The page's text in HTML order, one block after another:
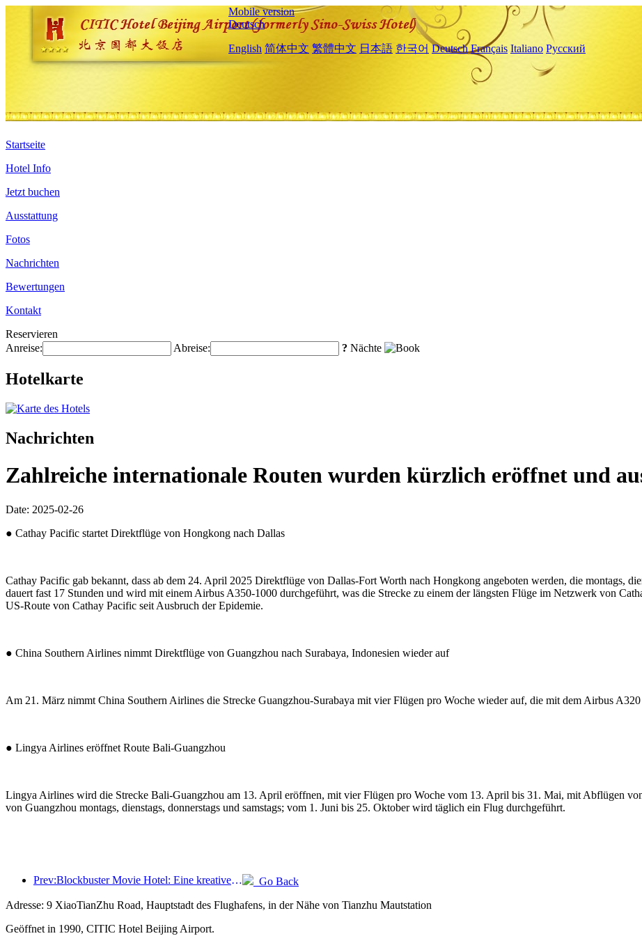
Mobile version
Deutsch
English 简体中文 繁體中文 日本語 한국어 Deutsch Français Italiano Русский
Startseite
Hotel Info
Jetzt buchen
Ausstattung
Fotos
Nachrichten
Bewertungen
Kontakt
Reservieren
Anreise:
Abreise: ? Nächte
Hotelkarte
Nachrichten
Zahlreiche internationale Routen wurden kürzlich eröffnet und
Date: 2025-02-26
● Cathay Pacific startet Direktflüge von Hongkong nach Dallas
Cathay Pacific gab bekannt, dass ab dem 24. April 2025 Direktflüge von Dallas-Fort Worth nach Hongkong angeboten werden, die montags,
dauert fast 17 Stunden und wird mit einem Airbus A350-1000 durchgeführt, was die Strecke zu einem der längsten Flüge im Netzwerk von
US-Route von Cathay Pacific seit Ausbruch der Epidemie.
● China Southern Airlines nimmt Direktflüge von Guangzhou nach Surabaya, Indonesien wieder auf
Am 21. März nimmt China Southern Airlines die Strecke Guangzhou-Surabaya mit vier Flügen pro Woche wieder auf, die mit dem Airbus
● Lingya Airlines eröffnet Route Bali-Guangzhou
Lingya Airlines wird die Strecke Bali-Guangzhou am 13. April eröffnen, mit vier Flügen pro Woche vom 13. April bis 31. Mai, mit Abflügen
von Guangzhou montags, dienstags, donnerstags und samstags; vom 1. Juni bis 25. Oktober wird täglich ein Flug durchgeführt.
Prev:Blockbuster Movie Hotel: Eine kreative Fusion aus Filmkultur und Übernachtungserlebnis
Go Back
Adresse: 9 XiaoTianZhu Road, Hauptstadt des Flughafens, in der Nähe von Tianzhu Mautstation
Geöffnet in 1990, CITIC Hotel Beijing Airport.